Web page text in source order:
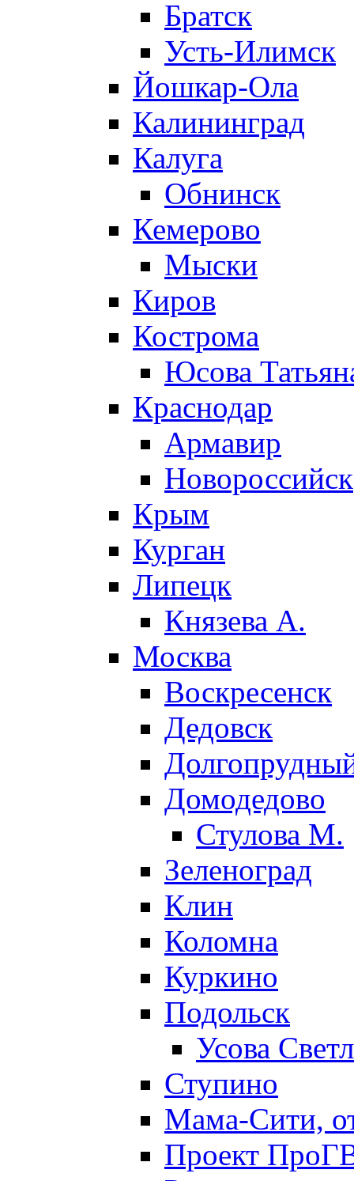
Братск
Усть-Илимск
Йошкар-Ола
Калининград
Калуга
Обнинск
Кемерово
Мыски
Киров
Кострома
Юсова
Краснодар
Армавир
Новороссийск
Крым
Курган
Липецк
Князева А.
Москва
Воскресенск
Дедовск
Домодедово
Стулова М.
Зеленоград
Клин
Коломна
Куркино
Подольск
Усова
Ступино
Мама-Сити,
Проект